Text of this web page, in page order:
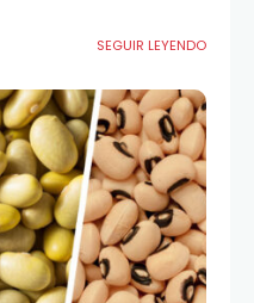
SEGUIR LEYENDO